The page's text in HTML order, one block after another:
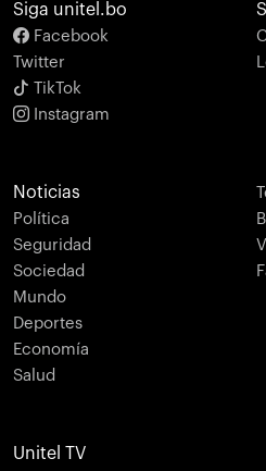
Siga unitel.bo
Facebook
Twitter
TikTok
Instagram
Noticias
Política
Seguridad
Sociedad
Mundo
Deportes
Economía
Salud
Unitel TV